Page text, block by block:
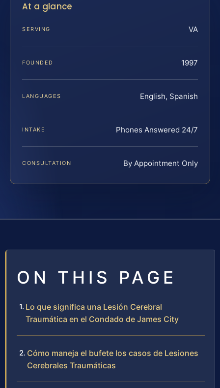
At a glance
SERVING VA
FOUNDED 1997
LANGUAGES English, Spanish
INTAKE Phones Answered 24/7
CONSULTATION By Appointment Only
ON THIS PAGE
Lo que significa una Lesión Cerebral
Traumática en el Condado de James City
Cómo maneja el bufete los casos de Lesiones
Cerebrales Traumáticas